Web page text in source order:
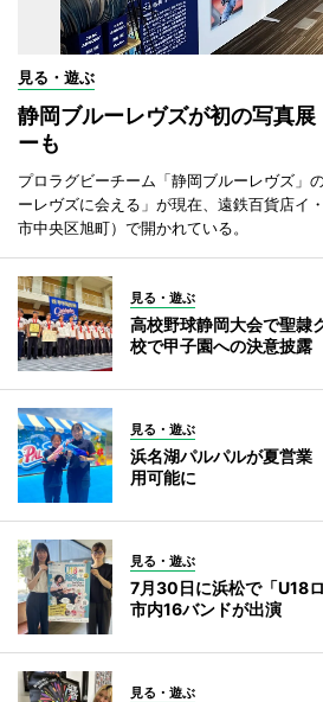
見る・遊ぶ
静岡ブルーレヴズが初の写真
ーも
プロラグビーチーム「静岡ブルーレヴズ」
ーレヴズに会える」が現在、遠鉄百貨店イ
市中央区旭町）で開かれている。
見る・遊ぶ
高校野球静岡大会で聖
校で甲子園への決意披露
見る・遊ぶ
浜名湖パルパルが夏営
用可能に
見る・遊ぶ
7月30日に浜松で「U18
市内16バンドが出演
見る・遊ぶ